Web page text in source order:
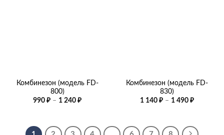
Комбинезон (модель FD-
800)
990 ₽ – 1 240 ₽Диапазон
240 ₽
Комбинезон (модель FD-
830)
1 140 ₽ – 1 490 ₽
–
1